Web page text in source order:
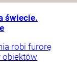
świecie.
robi furorę
obiektów